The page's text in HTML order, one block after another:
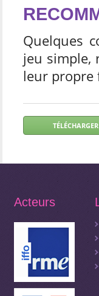
Quelques
jeu simple,
leur propre
Acteurs